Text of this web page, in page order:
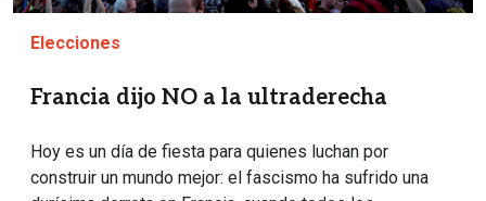
Elecciones
Francia dijo NO a la ultraderecha
Hoy es un día de fiesta para quienes luchan por
construir un mundo mejor: el fascismo ha sufrido una